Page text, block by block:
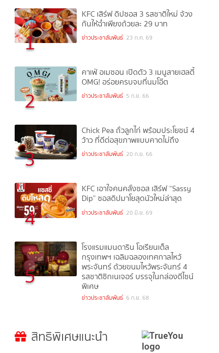
1
KFC เสิร์ฟ ดิปซอส 3 รสชาติใหม่ จ้วง
กันให้ฉ่ำเพียงถ้วยละ 29 บาท
ข่าวประชาสัมพันธ์ 23 ก.ค. 69
2
คาเฟ่ อเมซอน เปิดตัว 3 เมนูสายเฮลตี้
OMG! อร่อยครบจบที่นมโอ๊ต
ข่าวประชาสัมพันธ์ 5 ก.ย. 66
3
Chick Pea ถั่วลูกไก่ พร้อมประโยชน์ 4
ว้าว ที่ดีต่อสุขภาพแบบคาดไม่ถึง
ข่าวประชาสัมพันธ์ 20 ก.ย. 66
4
KFC เอาใจคนคลั่งซอส เสิร์ฟ “Sassy
Dip” ซอสดิปมาโยสุดนัวใหม่ล่าสุด
ข่าวประชาสัมพันธ์ 20 มิ.ย. 69
5
โรงแรมแมนดาริน โอเรียนเต็ล
กรุงเทพฯ เฉลิมฉลองเทศกาลไหว้
พระจันทร์ ด้วยขนมไหว้พระจันทร์ 4
รสชาติซิกเนเจอร์ บรรจุในกล่องดีไซน์
พิเศษ
ข่าวประชาสัมพันธ์ 6 ก.ย. 68
สิทธิพิเศษแนะนำ